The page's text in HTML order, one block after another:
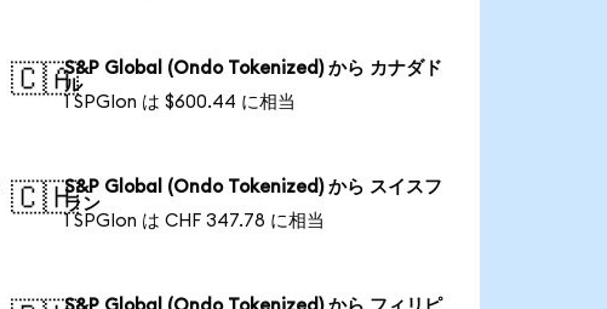
🇨🇦S&P Global (Ondo Tokenized) から カナダド
ル
1 SPGIon は $600.44 に相当
🇨🇭S&P Global (Ondo Tokenized) から スイスフ
ラン
1 SPGIon は CHF 347.78 に相当